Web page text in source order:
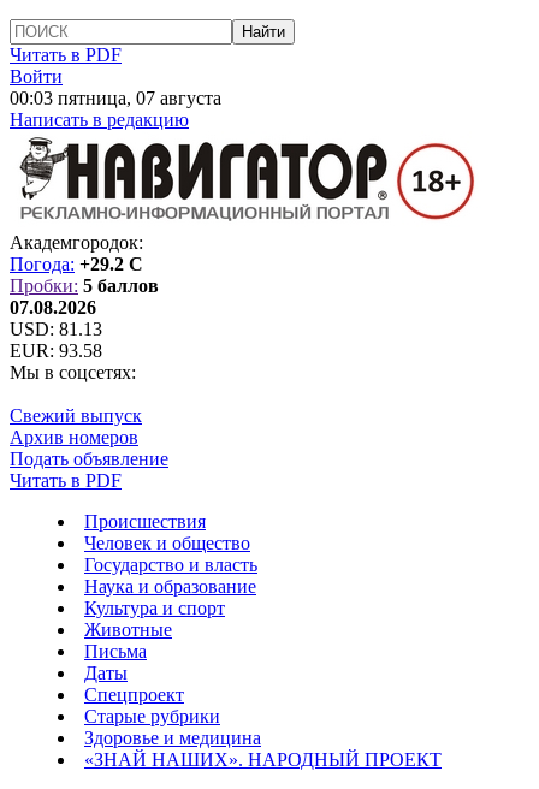
Читать в PDF
Войти
00:03 пятница, 07 августа
Написать в редакцию
Академгородок:
Погода: +29.2 C
Пробки: 5 баллов
07.08.2026
USD: 81.13
EUR: 93.58
Мы в соцсетях:
Свежий выпуск
Архив номеров
Подать объявление
Читать в PDF
Происшествия
Человек и общество
Государство и власть
Наука и образование
Культура и спорт
Животные
Письма
Даты
Спецпроект
Старые рубрики
Здоровье и медицина
«ЗНАЙ НАШИХ». НАРОДНЫЙ ПРОЕКТ